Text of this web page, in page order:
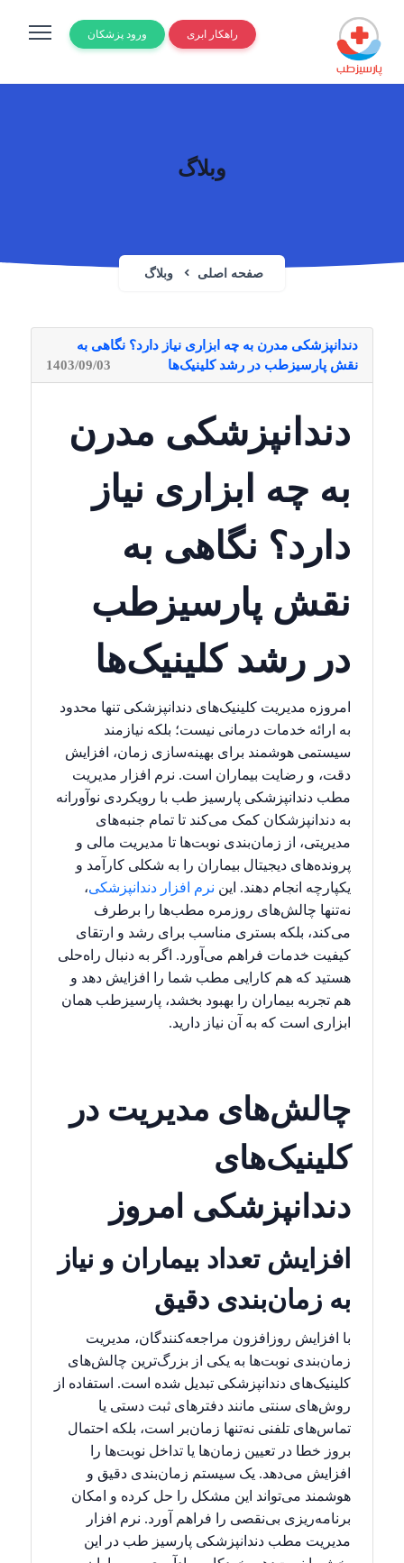
راهکار ابری ورود پزشکان
وبلاگ
صفحه اصلی وبلاگ
دندانپزشکی مدرن به چه ابزاری نیاز دارد؟ نگاهی به
نقش پارسیزطب در رشد کلینیک‌ها
1403/09/03
دندانپزشکی مدرن
به چه ابزاری نیاز
دارد؟ نگاهی به
نقش پارسیزطب
در رشد کلینیک‌ها
امروزه مدیریت کلینیک‌های دندانپزشکی تنها محدود
به ارائه خدمات درمانی نیست؛ بلکه نیازمند
سیستمی هوشمند برای بهینه‌سازی زمان، افزایش
دقت، و رضایت بیماران است. نرم افزار مدیریت
مطب دندانپزشکی پارسیز طب با رویکردی نوآورانه
به دندانپزشکان کمک می‌کند تا تمام جنبه‌های
مدیریتی، از زمان‌بندی نوبت‌ها تا مدیریت مالی و
پرونده‌های دیجیتال بیماران را به شکلی کارآمد و
یکپارچه انجام دهند. این نرم افزار دندانپزشکی،
نه‌تنها چالش‌های روزمره مطب‌ها را برطرف
می‌کند، بلکه بستری مناسب برای رشد و ارتقای
کیفیت خدمات فراهم می‌آورد. اگر به دنبال راه‌حلی
هستید که هم کارایی مطب شما را افزایش دهد و
هم تجربه بیماران را بهبود بخشد، پارسیزطب همان
ابزاری است که به آن نیاز دارید.
چالش‌های مدیریت در
کلینیک‌های
دندانپزشکی امروز
افزایش تعداد بیماران و نیاز
به زمان‌بندی دقیق
با افزایش روزافزون مراجعه‌کنندگان، مدیریت
زمان‌بندی نوبت‌ها به یکی از بزرگ‌ترین چالش‌های
کلینیک‌های دندانپزشکی تبدیل شده است. استفاده از
روش‌های سنتی مانند دفترهای ثبت‌ دستی یا
تماس‌های تلفنی نه‌تنها زمان‌بر است، بلکه احتمال
بروز خطا در تعیین زمان‌ها یا تداخل نوبت‌ها را
افزایش می‌دهد. یک سیستم زمان‌بندی دقیق و
هوشمند می‌تواند این مشکل را حل کرده و امکان
برنامه‌ریزی بی‌نقصی را فراهم آورد. نرم افزار
مدیریت مطب دندانپزشکی پارسیز طب در این